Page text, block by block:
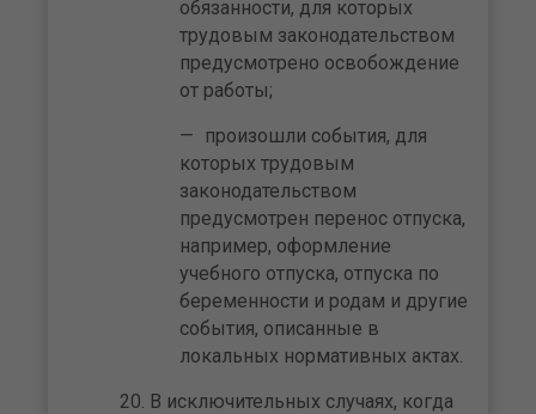
обязанности, для которых
трудовым законодательством
предусмотрено освобождение
от работы;
произошли события, для
которых трудовым
законодательством
предусмотрен перенос отпуска,
например, оформление
учебного отпуска, отпуска по
беременности и родам и другие
события, описанные в
локальных нормативных актах.
В исключительных случаях, когда